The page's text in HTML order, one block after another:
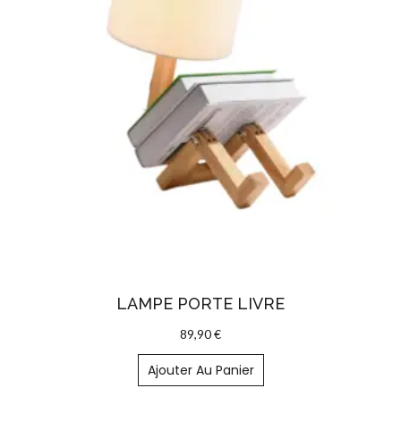
LAMPE PORTE LIVRE
89,90€
Ajouter Au Panier